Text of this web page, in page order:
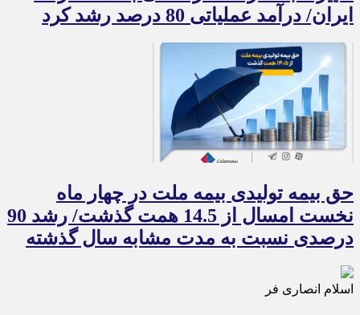
ایران/ درآمد عملیاتی 80 درصد رشد کرد
حق بیمه تولیدی بیمه ملت در چهار ماه
نخست امسال از 14.5 همت گذشت/ رشد 90
درصدی نسبت به مدت مشابه سال گذشته
اسلام انصاری فر